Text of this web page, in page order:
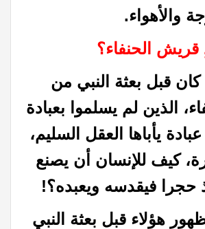
والأهواء.
قريش الحنفاء؟
قبل بعثة النبي من
الذين لم يسلموا بعبادة
عبادة يأباها العقل السليم،
كيف للإنسان أن يصنع
حجرا فيقدسه ويعبده؟!
هؤلاء قبل بعثة النبي